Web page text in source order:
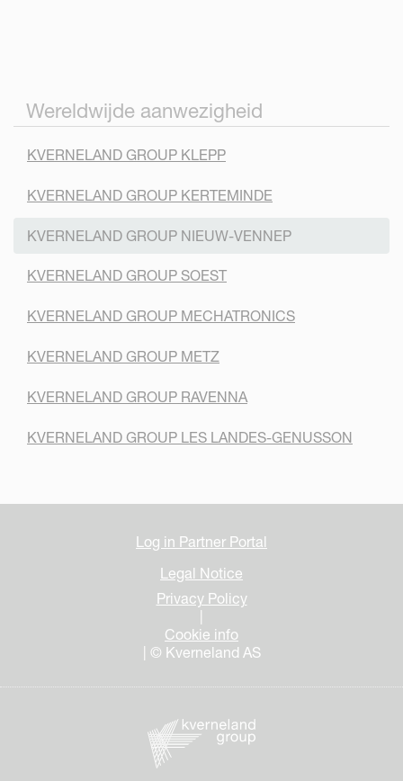
Wereldwijde aanwezigheid
KVERNELAND GROUP KLEPP
KVERNELAND GROUP KERTEMINDE
KVERNELAND GROUP NIEUW-VENNEP
KVERNELAND GROUP SOEST
KVERNELAND GROUP MECHATRONICS
KVERNELAND GROUP METZ
KVERNELAND GROUP RAVENNA
KVERNELAND GROUP LES LANDES-GENUSSON
Log in Partner Portal
Legal Notice
Privacy Policy
Cookie info
| © Kverneland AS